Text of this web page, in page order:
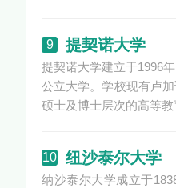
9 提契诺大学
提契诺大学建立于1996
公立大学。学校现有卢
硕士及博士层次的高等教
10 纽沙泰尔大学
纳沙泰尔大学成立于